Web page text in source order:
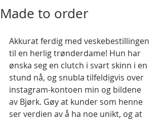
Made to order
Akkurat ferdig med veskebestillingen
til en herlig trønderdame! Hun har
ønska seg en clutch i svart skinn i en
stund nå, og snubla tilfeldigvis over
instagram-kontoen min og bildene
av Bjørk. Gøy at kunder som henne
ser verdien av å ha noe unikt, og at